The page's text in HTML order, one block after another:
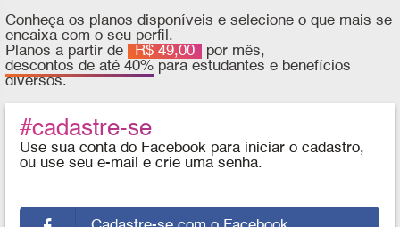
Conheça os planos disponíveis e selecione o que mais se
encaixa com o seu perfil.
Planos a partir de
R$ 49,00
por mês,
descontos de até 40% para estudantes e benefícios
diversos.
#cadastre-se
Use sua conta do Facebook para iniciar o cadastro,
ou use seu e-mail e crie uma senha.